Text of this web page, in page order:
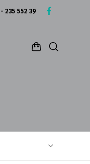
235 552 39